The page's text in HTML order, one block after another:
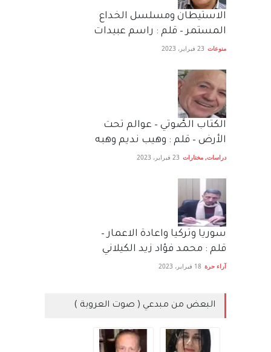
الاستيطان ومسلسل الخداع
المستمر – قلم : راسم عبيدات
منوعات 23 فبراير، 2023
الكتاب الصَّوتي – عوالم تحت
الأرض – قلم : وهيب نديم وهبه
دراسات, مختارات 23 فبراير، 2023
سوريا وتركيا واعادة الاعمار –
قلم : محمد فؤاد زيد الكيلاني
آراء حرة 18 فبراير، 2023
البعض من مبدعي ( صوت العروبة )